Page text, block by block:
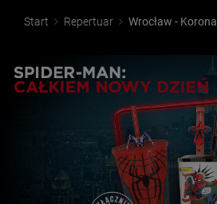
Start Repertuar Wrocław - Korona